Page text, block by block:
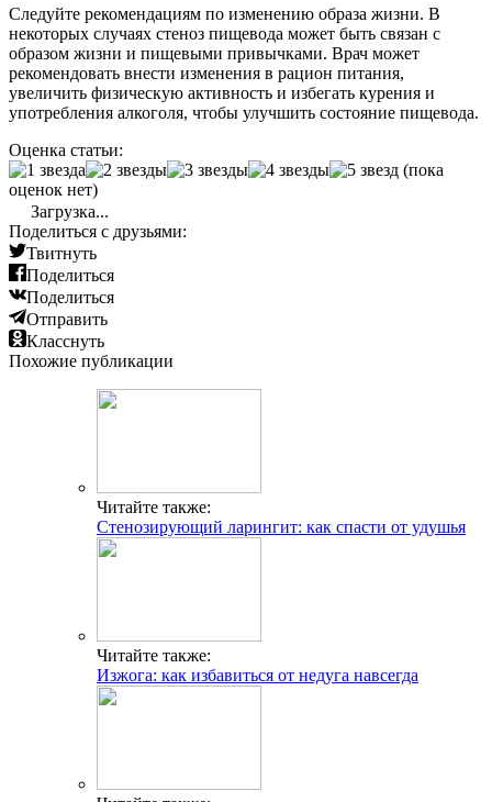
Следуйте рекомендациям по изменению образа жизни. В
некоторых случаях стеноз пищевода может быть связан с
образом жизни и пищевыми привычками. Врач может
рекомендовать внести изменения в рацион питания,
увеличить физическую активность и избегать курения и
употребления алкоголя, чтобы улучшить состояние пищевода.
Оценка статьи:
(пока
оценок нет)
Загрузка...
Поделиться с друзьями:
Твитнуть
Поделиться
Поделиться
Отправить
Класснуть
Похожие публикации
Читайте также:
Стенозирующий ларингит: как спасти от удушья
Читайте также:
Изжога: как избавиться от недуга навсегда